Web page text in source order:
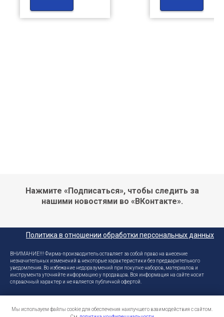
Мы используем файлы cookie для обеспечения наилучшего взаимодействия с сайтом.
Нажмите «Подписаться», чтобы следить за
нашими новостями во «ВКонтакте».
Политика в отношении обработки персональных данных
ВНИМАНИЕ!!! Фирма-производитель оставляет за собой право на внесение
незначительных изменений в некоторые характеристики без предварительного
уведомления. Во избежание недоразумений при покупке наборов, материалов и
инструмента уточняйте информацию у продавцов. Вся информация на сайте носит
справочный характер и не является публичной офертой.
распространение (целиком или частично), или иное использование материала без
письменного разрешения производителя не допускается. Любое нарушение прав